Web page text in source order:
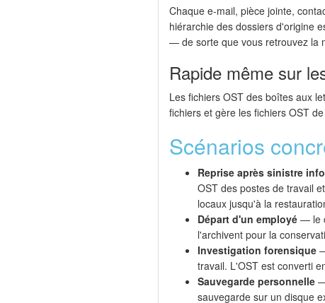
Chaque e-mail, pièce jointe,
hiérarchie des dossiers d'origine
— de sorte que vous retrouvez la
Rapide même sur
Les fichiers OST des boîtes aux
fichiers et gère les fichiers OST
Scénarios
Reprise après sinistre
OST des postes de travail
locaux jusqu'à la
Départ d'un employé — le
l'archivent pour la
Investigation forensique
travail. L'OST est converti
Sauvegarde personnelle
sauvegarde sur un disque